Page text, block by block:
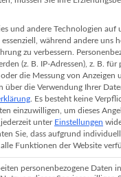
und andere Technologien auf
während andere uns
zu verbessern.
(z. B. IP-Adressen), z. B. für
die Messung von Anzeigen
über die Verwendung Ihrer
Es besteht keine
einzuwilligen, um dieses
unter Einstellungen
Sie, dass aufgrund
Funktionen der Website
personenbezogene Daten